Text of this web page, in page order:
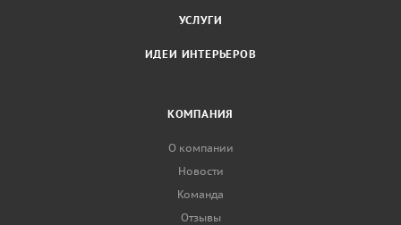
УСЛУГИ
ИДЕИ ИНТЕРЬЕРОВ
КОМПАНИЯ
О компании
Новости
Команда
Отзывы